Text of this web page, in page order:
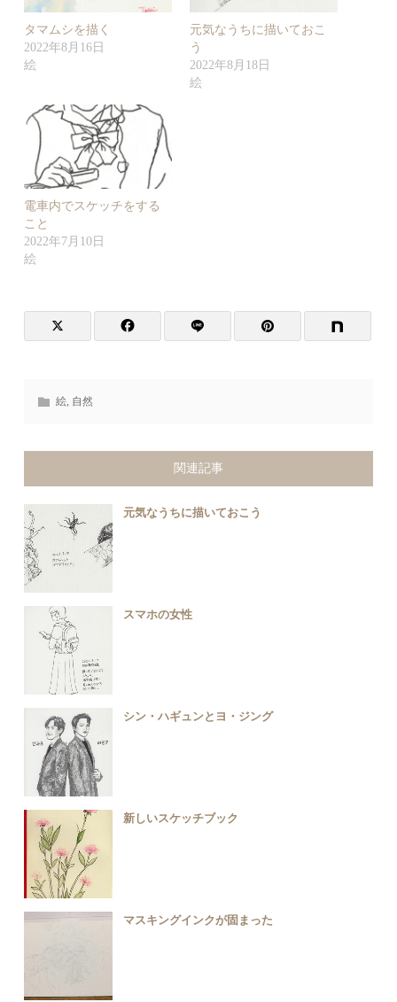
タマムシを描く
2022年8月16日
絵
元気なうちに描いておこ
う
2022年8月18日
絵
電車内でスケッチをする
こと
2022年7月10日
絵
絵, 自然
関連記事
元気なうちに描いておこう
スマホの女性
シン・ハギュンとヨ・ジング
新しいスケッチブック
マスキングインクが固まった